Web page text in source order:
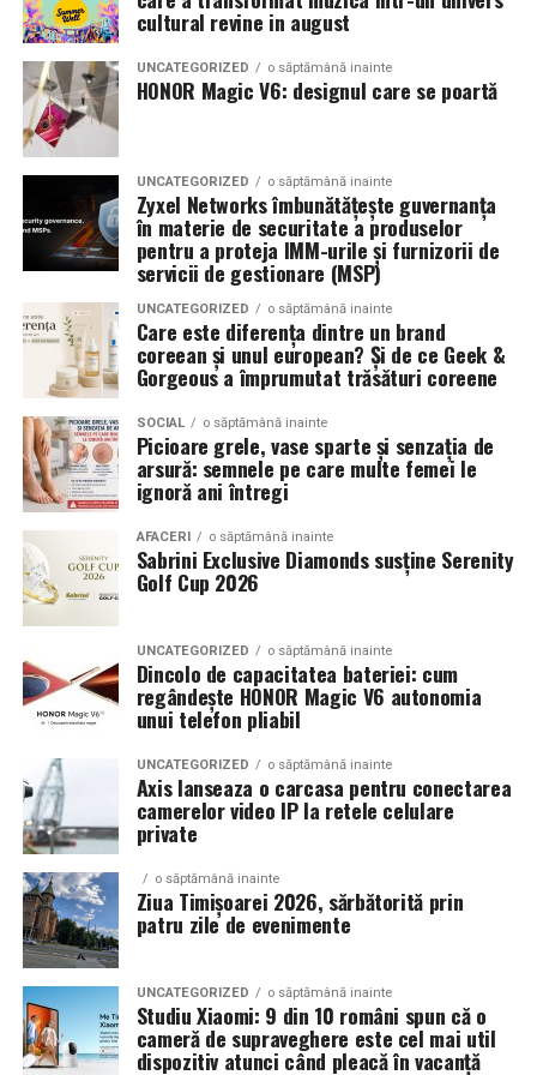
importantă a momentelor speciale din Maramureș,
combinând experiența organizatorică cu capacitatea de
a transforma fiecare eveniment într-o amintire
deosebită pentru participanți.
accentua liniile caroseriei si poate oferi un look
echilibrat, in timp ce o alegere gresita poate strica
proportiile, chiar daca restul masinii este bine realizat.
Anvelopele ca element vizual la show-uri auto
La evenimentele auto din Cluj, anvelopele nu sunt doar
componente functionale, ci si elemente vizuale. Publicul
si fotografii surprind adesea detalii precum modul in
care roata umple aripa, distanta fata de caroserie si
aspectul general al ansamblului roata-janta.
Anvelopele curate, cu dimensiuni corecte si uzura
uniforma, contribuie la imaginea profesionala a unei
masini de show. In multe cazuri, acestea completeaza
jantele si intaresc conceptul ales de proprietar, fie ca
vorbim despre un stil elegant, sportiv sau minimalist.
Echilibrul dintre estetica si utilizare reala
Un aspect specific evenimentelor auto din Cluj este
prezenta multor masini care nu sunt doar proiecte de
show, ci si vehicule utilizate zilnic. Proprietarii acestora
cauta solutii care sa le permita sa participe la
evenimente fara a sacrifica complet confortul sau
siguranta pe drumurile publice.
In acest context, anvelopele alese trebuie sa ofere un
echilibru intre aspect si functionalitate. Multi pasionati
opteaza pentru anvelope care arata bine la show, dar
care pot fi folosite si in conditii reale de trafic,
indiferent de vreme sau sezon.
De ce conteaza tipul de anvelopa la evenimentele din
Cluj
Clujul este un oras in care vremea poate fi imprevizibila,
iar drumurile din imprejurimi includ atat zone urbane,
cultural revine in august
UNCATEGORIZED o săptămână inainte
HONOR Magic V6: designul care se poartă
UNCATEGORIZED o săptămână inainte
Zyxel Networks îmbunătățește guvernanța
în materie de securitate a produselor
pentru a proteja IMM-urile și furnizorii de
servicii de gestionare (MSP)
UNCATEGORIZED o săptămână inainte
Care este diferența dintre un brand
coreean și unul european? Și de ce Geek &
Gorgeous a împrumutat trăsături coreene
SOCIAL o săptămână inainte
Picioare grele, vase sparte și senzația de
arsură: semnele pe care multe femei le
ignoră ani întregi
AFACERI o săptămână inainte
Sabrini Exclusive Diamonds susține Serenity
Golf Cup 2026
UNCATEGORIZED o săptămână inainte
Dincolo de capacitatea bateriei: cum
regândește HONOR Magic V6 autonomia
unui telefon pliabil
UNCATEGORIZED o săptămână inainte
Axis lanseaza o carcasa pentru conectarea
camerelor video IP la retele celulare
private
o săptămână inainte
Ziua Timișoarei 2026, sărbătorită prin
patru zile de evenimente
UNCATEGORIZED o săptămână inainte
Studiu Xiaomi: 9 din 10 români spun că o
cameră de supraveghere este cel mai util
dispozitiv atunci când pleacă în vacanță